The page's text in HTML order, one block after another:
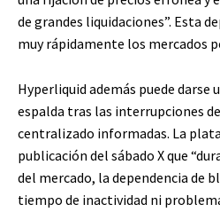
de grandes liquidaciones”. Esta
muy rápidamente los mercados
Hyperliquid además puede darse
espalda tras las interrupciones
centralizado informadas. La
publicación del sábado X que
del mercado, la dependencia de
tiempo de inactividad ni